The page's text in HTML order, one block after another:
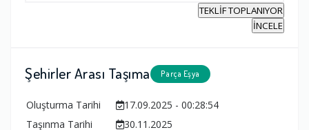
TEKLİF TOPLANIYOR
İNCELE
Şehirler Arası Taşıma Parça Eşya
Oluşturma Tarihi
17.09.2025 - 00:28:54
Taşınma Tarihi
30.11.2025